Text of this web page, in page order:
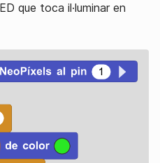
que toca il·luminar en